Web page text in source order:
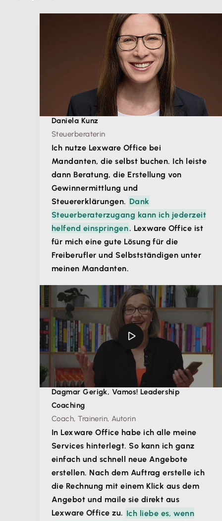
Daniela Kunz
Steuerberaterin
Ich nutze Lexware Office bei
Mandanten, die selbst buchen. Ich leiste
dann Beratung, die Erstellung von
Gewinnermittlung und
Steuererklärungen. Dank
Steuerberaterzugang kann ich jederzeit
helfend einspringen. Lexware Office ist
für mich eine gute Lösung für die
Freiberufler und Selbstständigen unter
meinen Mandanten.
Dagmar Gerigk, Vamos! Leadership
Coaching
Coach, Trainerin, Autorin
In Lexware Office habe ich alle meine
Services hinterlegt. So kann ich ganz
einfach und schnell neue Angebote
erstellen. Nach dem Auftrag erstelle ich
die Rechnung mit einem Klick aus dem
Angebot und maile sie direkt aus
Lexware Office zu. Ich liebe es, wenn